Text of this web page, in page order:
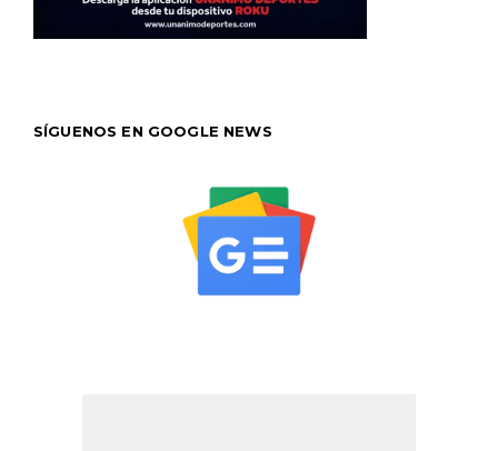
SÍGUENOS EN GOOGLE NEWS